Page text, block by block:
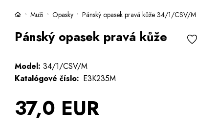
Muži Opasky Pánský opasek pravá kůže 34/1/CSV/M
Pánský opasek pravá kůže
Model: 34/1/CSV/M
Katalógové číslo: E3K235M
37,0 EUR